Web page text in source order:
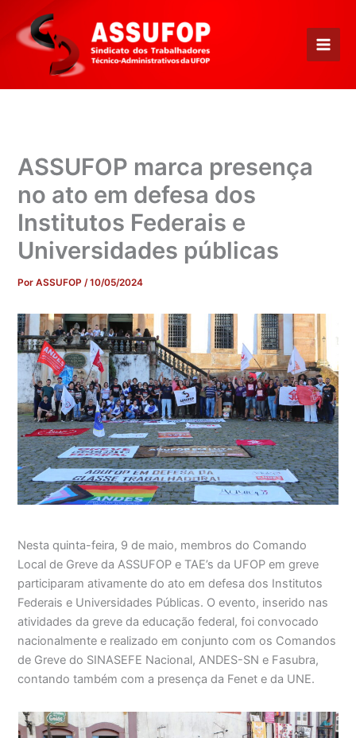
para
conteúdo
ASSUFOP marca presença
no ato em defesa dos
Institutos Federais e
Universidades públicas
PorASSUFOP/10/05/2024
Nesta quinta-feira, 9 de maio, membros do Comando
Local de Greve da ASSUFOP e TAE’s da UFOP em greve
participaram ativamente do ato em defesa dos Institutos
Federais e Universidades Públicas. O evento, inserido nas
atividades da greve da educação federal, foi convocado
nacionalmente e realizado em conjunto com os Comandos
de Greve do SINASEFE Nacional, ANDES-SN e Fasubra,
contando também com a presença da Fenet e da UNE.